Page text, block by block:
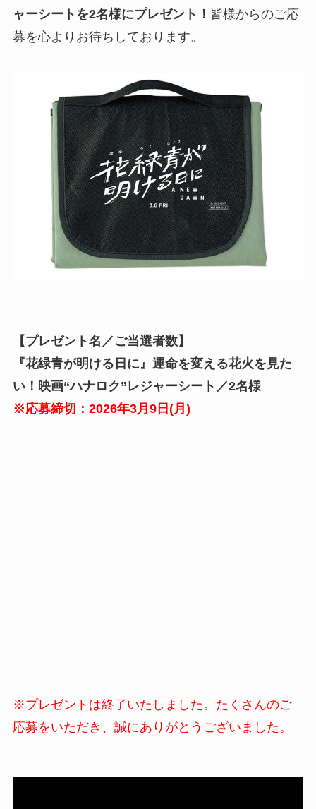
ャーシート を2名様にプレゼント！ 皆様からのご応
募を心よりお待ちしております。
【プレゼント名／ご当選者数】
『花緑青が明ける日に』運命を変える花火を見た
い！映画“ハナロク”レジャーシート／2名様
※応募締切：2026年3月 9日(月)
※プレゼントは終了いたしました。たくさんのご
応募をいただき、誠にありがとうございました。